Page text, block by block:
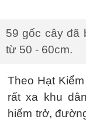
59 gốc cây đã
từ 50 - 60cm.
Theo Hạt
rất xa khu
hiểm trở,